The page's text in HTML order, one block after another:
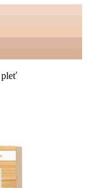
pleť